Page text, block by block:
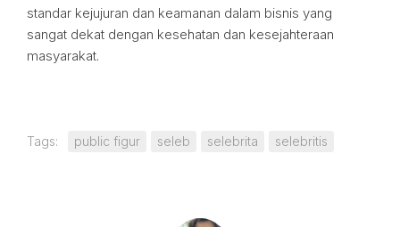
standar kejujuran dan keamanan dalam bisnis yang
sangat dekat dengan kesehatan dan kesejahteraan
masyarakat.
Tags: public figur seleb selebrita selebritis